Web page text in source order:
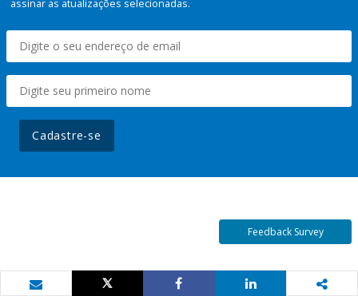
assinar as atualizações selecionadas.
Cadastre-se
Feedback Survey